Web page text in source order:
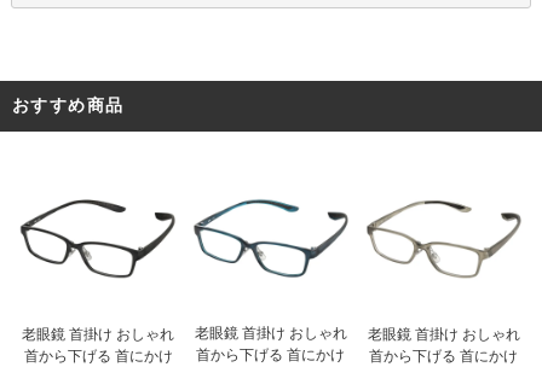
おすすめ商品
老眼鏡 首掛け おしゃれ
首から下げる 首にかけ
老眼鏡 首掛け おしゃれ
首から下げる 首にかけ
老眼鏡 首掛け おしゃれ
首から下げる 首にかけ